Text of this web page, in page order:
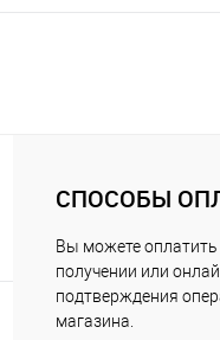
СПОСОБЫ
Вы можете оплатить
получении или
подтверждения
магазина.